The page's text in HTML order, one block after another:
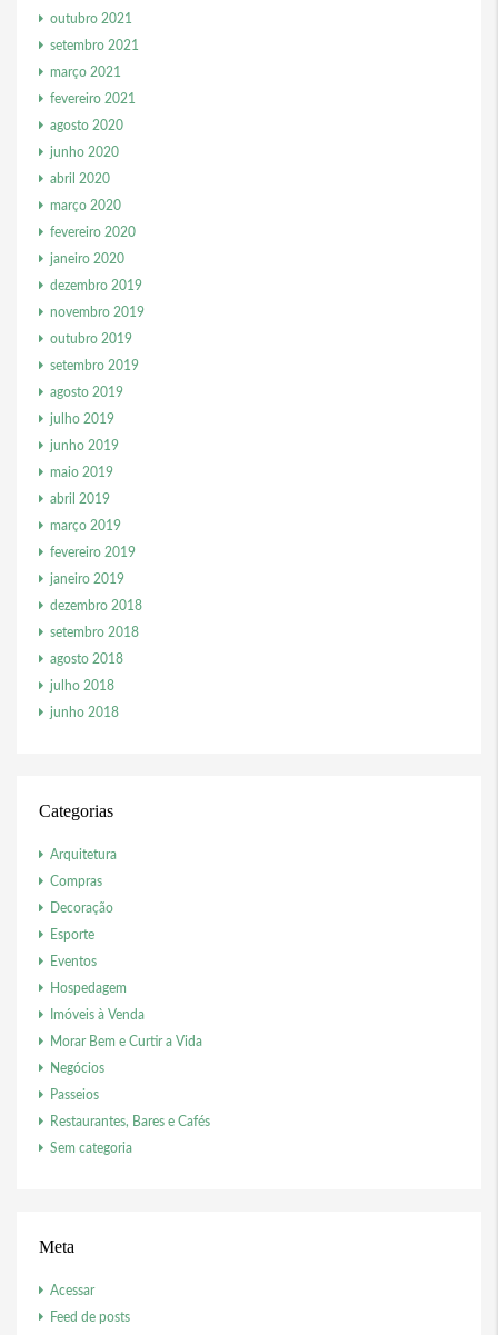
outubro 2021
setembro 2021
março 2021
fevereiro 2021
agosto 2020
junho 2020
abril 2020
março 2020
fevereiro 2020
janeiro 2020
dezembro 2019
novembro 2019
outubro 2019
setembro 2019
agosto 2019
julho 2019
junho 2019
maio 2019
abril 2019
março 2019
fevereiro 2019
janeiro 2019
dezembro 2018
setembro 2018
agosto 2018
julho 2018
junho 2018
Categorias
Arquitetura
Compras
Decoração
Esporte
Eventos
Hospedagem
Imóveis à Venda
Morar Bem e Curtir a Vida
Negócios
Passeios
Restaurantes, Bares e Cafés
Sem categoria
Meta
Acessar
Feed de posts